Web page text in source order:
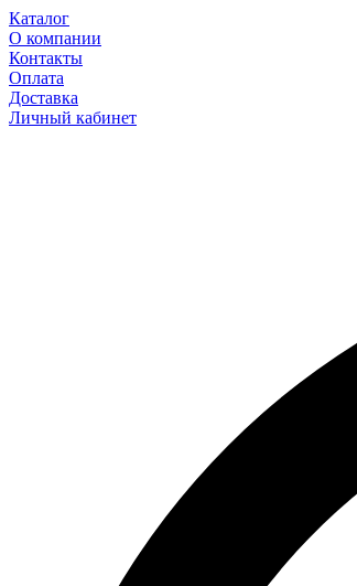
Каталог
О компании
Контакты
Оплата
Доставка
Личный кабинет